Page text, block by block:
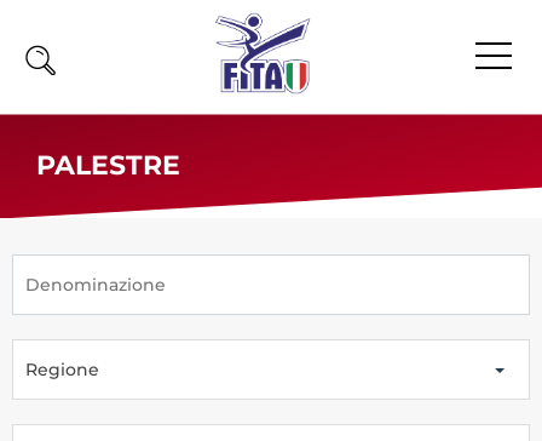
News
Olimpiadi
Atleti
PALESTRE
Regione